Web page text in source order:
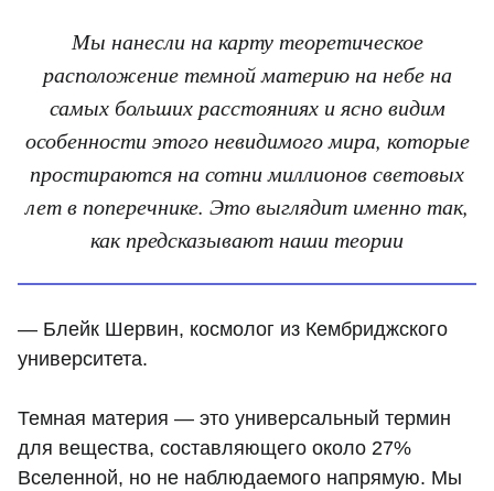
Мы нанесли на карту теоретическое
расположение темной материю на небе на
самых больших расстояниях и ясно видим
особенности этого невидимого мира, которые
простираются на сотни миллионов световых
лет в поперечнике. Это выглядит именно так,
как предсказывают наши теории
— Блейк Шервин, космолог из Кембриджского
университета.
Темная материя — это универсальный термин
для вещества, составляющего около 27%
Вселенной, но не наблюдаемого напрямую. Мы